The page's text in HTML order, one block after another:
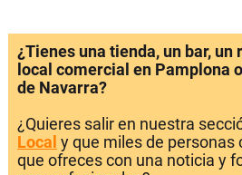
¿Tienes una tienda, un bar, un
local comercial en Pamplona
de Navarra?
¿Quieres salir en nuestra
Local y que miles de personas
que ofreces con una noticia y